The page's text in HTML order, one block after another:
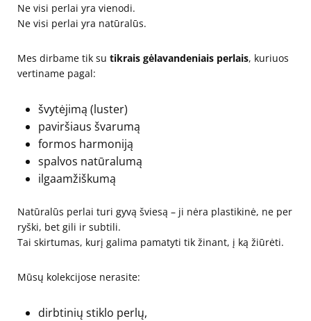
Ne visi perlai yra vienodi.
Ne visi perlai yra natūralūs.
Mes dirbame tik su tikrais gėlavandeniais perlais, kuriuos
vertiname pagal:
švytėjimą (luster)
paviršiaus švarumą
formos harmoniją
spalvos natūralumą
ilgaamžiškumą
Natūralūs perlai turi gyvą šviesą – ji nėra plastikinė, ne per
ryški, bet gili ir subtili.
Tai skirtumas, kurį galima pamatyti tik žinant, į ką žiūrėti.
Mūsų kolekcijose nerasite:
dirbtinių stiklo perlų,